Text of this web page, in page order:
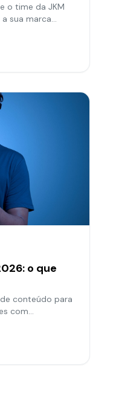
o time da JKM
sua marca
o que
conteúdo para
com